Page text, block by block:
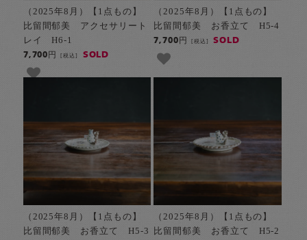
（2025年8月）【1点もの】
比留間郁美 アクセサリート
レイ H6-1
7,700円[税込] SOLD
（2025年8月）【1点もの】
比留間郁美 お香立て H5-4
7,700円 [税込] SOLD
（2025年8月）【1点もの】
比留間郁美 お香立て H5-3
（2025年8月）【1点もの】
比留間郁美 お香立て H5-2